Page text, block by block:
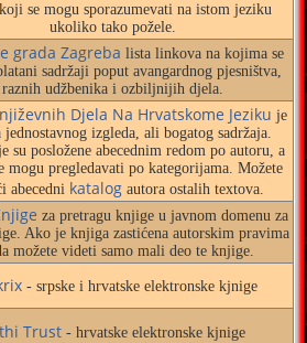
se mogu sporazumevati na istom jeziku
ukoliko tako požele.
grada Zagreba lista linkova na kojima se
sadržaji poput avangardnog pjesništva,
raznih udžbenika i ozbiljnijih djela.
Djela Na Hrvatskome Jeziku je
jednostavnog izgleda, ali bogatog sadržaja.
su posložene abecednim redom po autoru, a
mogu pregledavati po kategorijama. Možete
abecedni katalog autora ostalih textova.
za pretragu knjige u javnom domenu za
Ako je knjiga zastićena autorskim pravima
možete videti samo mali deo te knjige.
- srpske i hrvatske elektronske kjnige
Trust - hrvatske elektronske kjnige